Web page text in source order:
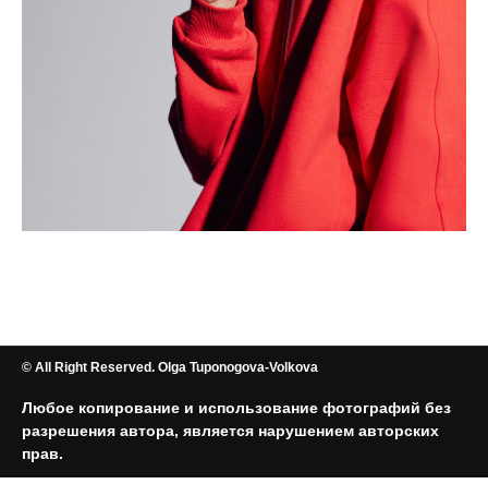
© All Right Reserved. Olga Tuponogova-Volkova
Любое копирование и использование фотографий без
разрешения автора, является нарушением авторских
прав.